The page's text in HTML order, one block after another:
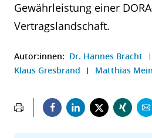
Gewährleistung einer
Vertragslandschaft.
Autor:innen: Dr. Hannes Bracht
Klaus Gresbrand
Matthias